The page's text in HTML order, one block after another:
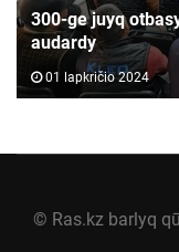
300-ge juyq
audardy
01 lapkričio 2024
© Ras.kz barlyq